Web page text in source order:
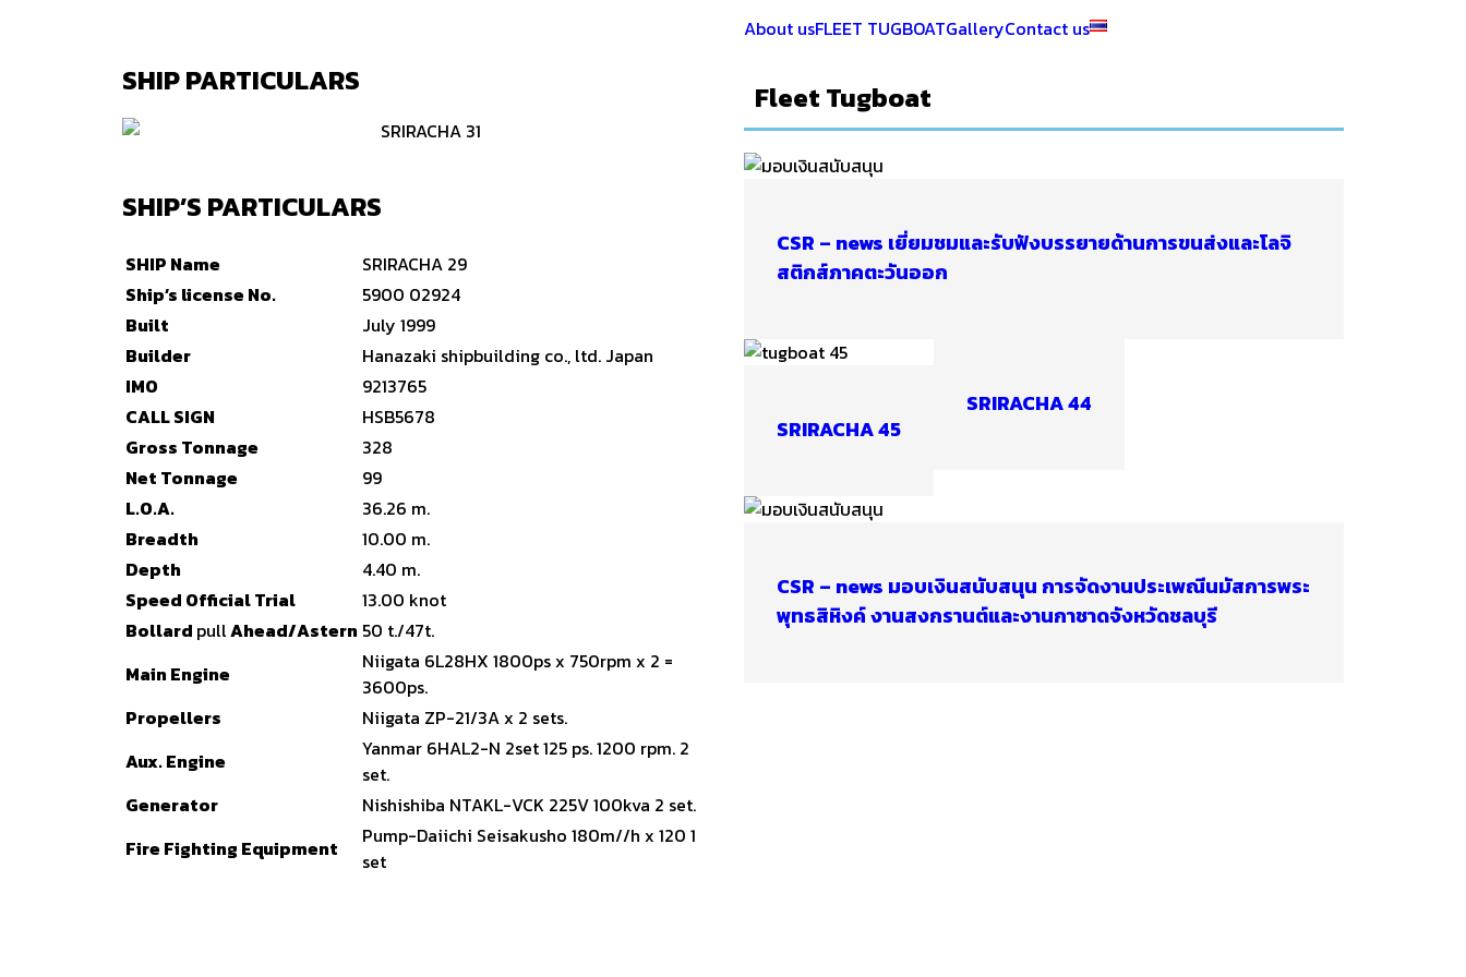
About usFLEET TUGBOATGalleryContact us
SHIP PARTICULARS
SHIP’S PARTICULARS
SHIP Name
SRIRACHA 29
Ship’s license No.
5900 02924
Built
July 1999
Builder
Hanazaki shipbuilding co., ltd. Japan
IMO
9213765
CALL SIGN
HSB5678
Gross Tonnage
328
Net Tonnage
99
L.O.A.
36.26 m.
Breadth
10.00 m.
Depth
4.40 m.
Speed Official Trial
13.00 knot
Bollard pullAhead/Astern 50 t./47t.
Main Engine
Niigata 6L28HX 1800ps x 750rpm x 2 =
3600ps.
Propellers
Niigata ZP-21/3A x 2 sets.
Aux. Engine
Yanmar 6HAL2-N 2set 125 ps. 1200 rpm. 2
set.
Generator
Nishishiba NTAKL-VCK 225V 100kva 2 set.
Fire Fighting Equipment
Pump-Daiichi Seisakusho 180m//h x 120 1
set
Fleet Tugboat
CSR – news เยี่ยมชมและรับฟังบรรยายด้านการขนส่งและโลจิ
สติกส์ภาคตะวันออก
SRIRACHA 45
SRIRACHA 44
CSR – news มอบเงินสนับสนุน การจัดงานประเพณีนมัสการพระ
พุทธสิหิงค์ งานสงกรานต์และงานกาชาดจังหวัดชลบุรี